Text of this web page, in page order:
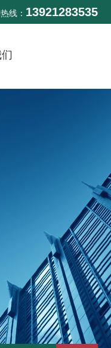
线： 13921283535